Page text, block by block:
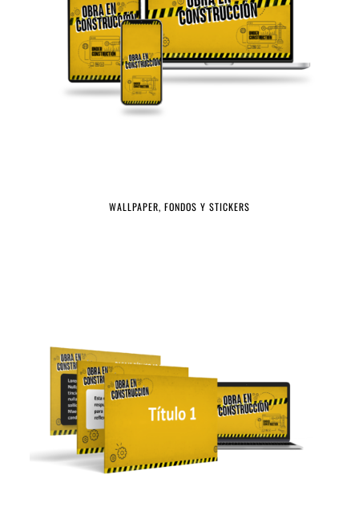
WALLPAPER, FONDOS Y STICKERS